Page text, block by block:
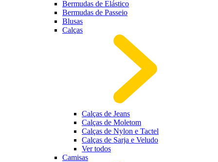
Bermudas de Elástico
Bermudas de Passeio
Blusas
Calças
Calças de Jeans
Calças de Moletom
Calças de Nylon e Tactel
Calças de Sarja e Veludo
Ver todos
Camisas